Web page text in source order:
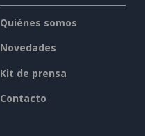
Quiénes somos
Novedades
Kit de prensa
Contacto